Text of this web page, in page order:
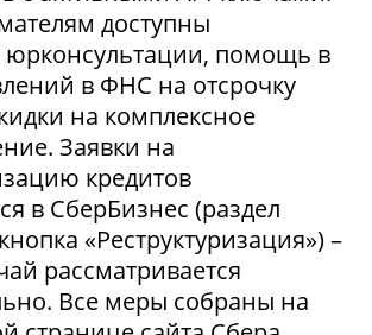
доступны
юрконсультации, помощь в
в ФНС на отсрочку
на комплексное
Заявки на
кредитов
в СберБизнес (раздел
«Реструктуризация») –
рассматривается
Все меры собраны на